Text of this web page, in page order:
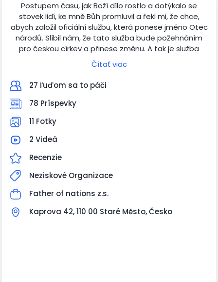
Postupem času, jak Boží dílo rostlo a dotýkalo se
stovek lidí, ke mně Bůh promluvil a řekl mi, že chce,
abych založil oficiální službu, která ponese jméno Otec
národů. Slíbil nám, že tato služba bude požehnáním
pro českou církev a přinese změnu. A tak je služba
Otec národů na světě. Pro ty, kteří nás podporují to
znamená jednu změnu a tou je, že veškerá podpora
bude od dnes směřovaná na účet organizace Otec
národů.
Od teď máme možnost dárcům vystavit také
Číslo účtu Father of nations (Otec národů) je:
CZ93 2010 0000 0028 0332 7903 (EUR)
Čítať viac
27 ľuďom sa to páči
78 Príspevky
11 Fotky
2 Videá
Recenzie
Neziskové Organizace
Father of nations z.s.
Kaprova 42, 110 00 Staré Město, Česko